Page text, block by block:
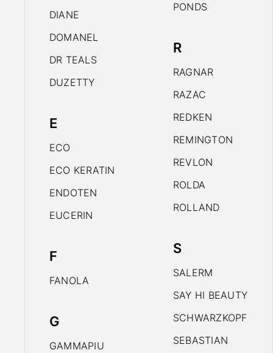
DIANE
DOMANEL
DR TEALS
DUZETTY
E
ECO
ECO KERATIN
ENDOTEN
EUCERIN
F
FANOLA
G
GAMMAPIU
PONDS
R
RAGNAR
RAZAC
REDKEN
REMINGTON
REVLON
ROLDA
ROLLAND
S
SALERM
SAY HI BEAUTY
SCHWARZKOPF
SEBASTIAN